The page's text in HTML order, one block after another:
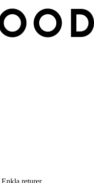
Enkla returer